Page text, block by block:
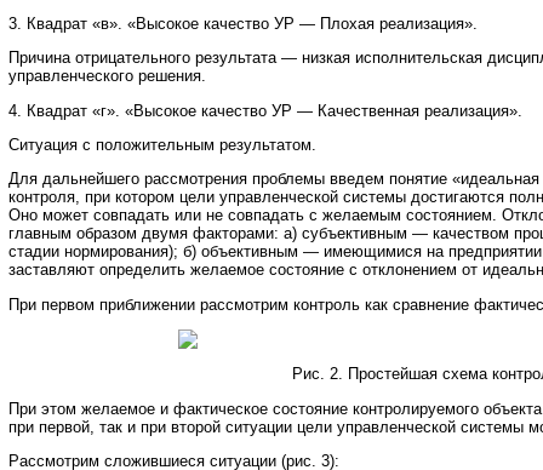
3. Квадрат «в». «Высокое качество УР — Плохая реализация».
Причина отрицательного результата — низкая исполнительская
управленческого решения.
4. Квадрат «г». «Высокое качество УР — Качественная реализация».
Ситуация с положительным результатом.
Для дальнейшего рассмотрения проблемы введем понятие
контроля, при котором цели управленческой системы достигаются
Оно может совпадать или не совпадать с желаемым состоянием.
главным образом двумя факторами: а) субъективным — качеством
стадии нормирования); б) объективным — имеющимися на
заставляют определить желаемое состояние с отклонением от
При первом приближении рассмотрим контроль как сравнение
Рис. 2. Простейшая схема
При этом желаемое и фактическое состояние контролируемого
при первой, так и при второй ситуации цели управленческой системы
Рассмотрим сложившиеся ситуации (рис. 3):